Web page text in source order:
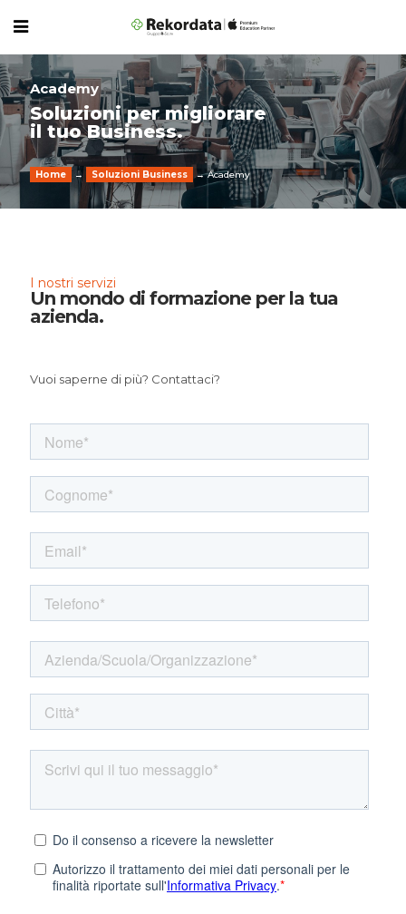
Academy
Soluzioni per migliorare
il tuo Business.
Home → Soluzioni Business → Academy
I nostri servizi
Un mondo di formazione per la tua
azienda.
Vuoi saperne di più? Contattaci?